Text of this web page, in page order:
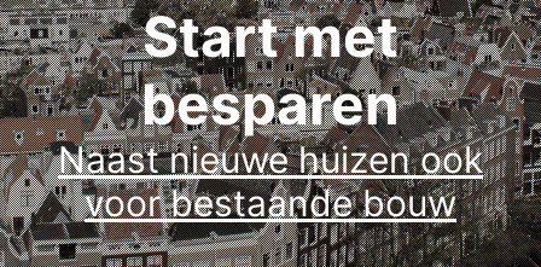
Start met
besparen
Naast nieuwe huizen ook
voor bestaande bouw